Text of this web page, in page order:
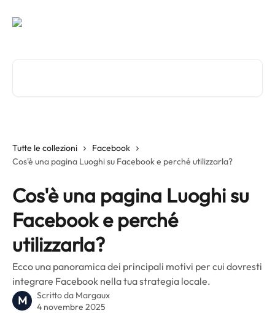
Tutte le collezioni
Facebook
Cos'è una pagina Luoghi su Facebook e perché utilizzarla?
Cos'è una pagina Luoghi su
Facebook e perché
utilizzarla?
Ecco una panoramica dei principali motivi per cui dovresti
integrare Facebook nella tua strategia locale.
M Scritto da Margaux
4 novembre 2025